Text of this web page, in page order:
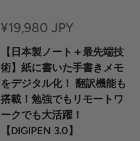
セ
ル
価
格
¥19,980 JPY
【日本製ノート＋最先端技
術】紙に書いた手書きメモ
をデジタル化！ 翻訳機能も
搭載！勉強でもリモートワ
ークでも大活躍！
【DIGIPEN 3.0】